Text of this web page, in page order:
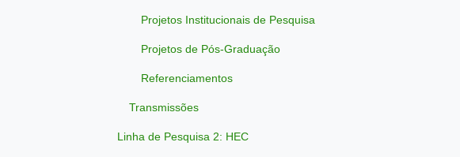
Projetos Institucionais de Pesquisa
Projetos de Pós-Graduação
Referenciamentos
Transmissões
Linha de Pesquisa 2: HEC